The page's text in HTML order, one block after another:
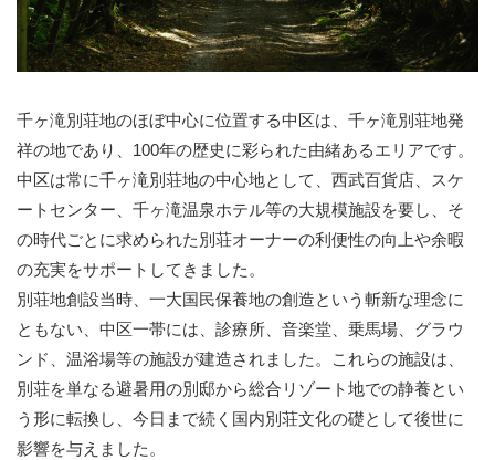
千ヶ滝別荘地のほぼ中心に位置する中区は、千ヶ滝別荘地発
祥の地であり、100年の歴史に彩られた由緒あるエリアです。
中区は常に千ヶ滝別荘地の中心地として、西武百貨店、スケ
ートセンター、千ヶ滝温泉ホテル等の大規模施設を要し、そ
の時代ごとに求められた別荘オーナーの利便性の向上や余暇
の充実をサポートしてきました。
別荘地創設当時、一大国民保養地の創造という斬新な理念に
ともない、中区一帯には、診療所、音楽堂、乗馬場、グラウ
ンド、温浴場等の施設が建造されました。これらの施設は、
別荘を単なる避暑用の別邸から総合リゾート地での静養とい
う形に転換し、今日まで続く国内別荘文化の礎として後世に
影響を与えました。